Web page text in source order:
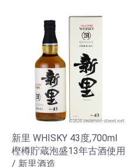
新里 WHISKY 43度,700ml
樫樽貯蔵泡盛13年古酒使用
/ 新里酒造